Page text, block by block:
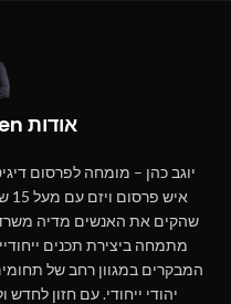
אודות yogev cohen
שהקים את האנשים מדיה משרד
מתמחה ביצירת תכנים
המבקרים במגוון רחב של
יהודי ייחודי. עם חזון